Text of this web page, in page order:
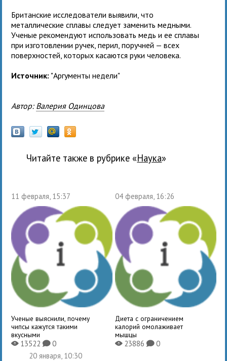
Британские исследователи выявили, что
металлические сплавы следует заменить медными.
Ученые рекомендуют использовать медь и ее сплавы
при изготовлении ручек, перил, поручней — всех
поверхностей, которых касаются руки человека.
Источник: "Аргументы недели"
Автор: Валерия Одинцова
Читайте также в рубрике « наука»
11 февраля, 15:37
Ученые выяснили, почему
чипсы кажутся такими
вкусными
X13522K0
04 февраля, 16:26
Диета с ограничением
калорий омолаживает
мышцы
X23886 K0
20 января, 10:30